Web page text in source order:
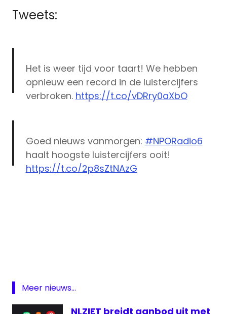
Tweets:
Het is weer tijd voor taart! We hebben
opnieuw een record in de luistercijfers
verbroken. https://t.co/vDRry0aXbO
2015
Goed nieuws vanmorgen: #NPORadio6
haalt hoogste luistercijfers ooit!
https://t.co/2p8sZtNAzG
Onderzoek
Radio
Meer nieuws...
NLZIET breidt aanbod uit met